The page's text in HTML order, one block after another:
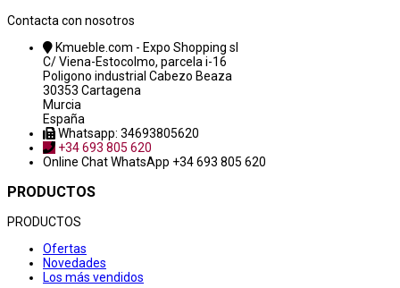
Contacta con nosotros
Kmueble.com - Expo Shopping sl
C/ Viena-Estocolmo, parcela i-16
Poligono industrial Cabezo Beaza
30353 Cartagena
Murcia
España
Whatsapp: 34693805620
+34 693 805 620
Online ChatWhatsApp +34 693 805 620
PRODUCTOS
PRODUCTOS
Ofertas
Novedades
Los más vendidos